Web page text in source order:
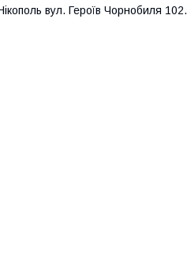
вул. Героїв Чорнобиля 102.